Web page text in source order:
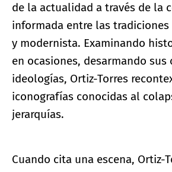
de la actualidad a través de la
informada entre las
y modernista. Examinando
en ocasiones, desarmando sus
ideologías, Ortiz-Torres
iconografías conocidas al
jerarquías.
Cuando cita una escena, Ortiz-